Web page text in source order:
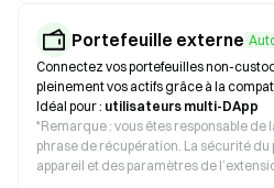
Portefeuille externe
Connectez vos portefeuilles non-
pleinement vos actifs grâce à la
Idéal pour : utilisateurs multi-DApp
*Remarque : vous êtes responsable de
phrase de récupération. La sécurité
appareil et des paramètres de